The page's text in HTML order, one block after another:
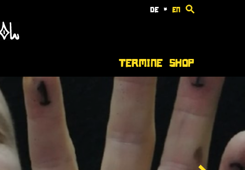
de * en
Termine Shop